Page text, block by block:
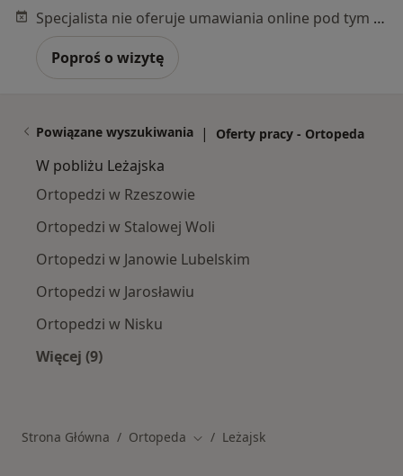
Specjalista nie oferuje umawiania online pod tym adresem.
Poproś o wizytę
Powiązane wyszukiwania | Oferty pracy - Ortopeda
W pobliżu Leżajska
Ortopedzi w Rzeszowie
Ortopedzi w Stalowej Woli
Ortopedzi w Janowie Lubelskim
Ortopedzi w Jarosławiu
Ortopedzi w Nisku
Więcej (9)
Strona Główna Ortopeda Zmień miasto
Leżajsk